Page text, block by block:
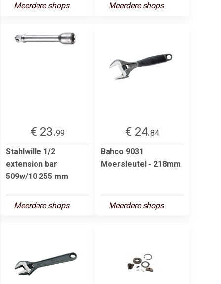
Meerdere shops
Meerdere shops
€ 23.99
Stahlwille 1/2
extension bar
509w/10 255 mm
Meerdere shops
€ 24.84
Bahco 9031
Moersleutel - 218mm
Meerdere shops